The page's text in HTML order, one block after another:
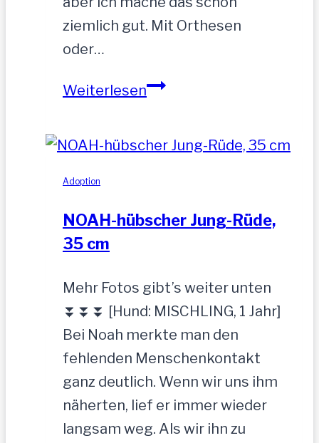
ziemlich gut. Mit Orthesen
oder…
WeiterlesenSandu
gesucht
Adoption
NOAH-hübscher Jung-Rüde,
35 cm
Mehr Fotos gibt’s weiter unten
⏬⏬⏬ [Hund: MISCHLING, 1 Jahr]
Bei Noah merkte man den
fehlenden Menschenkontakt
ganz deutlich. Wenn wir uns ihm
näherten, lief er immer wieder
langsam weg. Als wir ihn zu